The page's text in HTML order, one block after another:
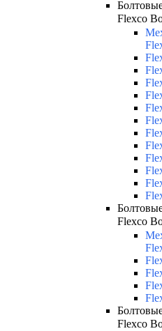
Flexco
Flexco
Flexco